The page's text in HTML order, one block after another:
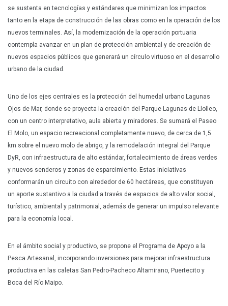
se sustenta en tecnologías y estándares que minimizan los impactos
tanto en la etapa de construcción de las obras como en la operación de los
nuevos terminales. Así, la modernización de la operación portuaria
contempla avanzar en un plan de protección ambiental y de creación de
nuevos espacios públicos que generará un círculo virtuoso en el desarrollo
urbano de la ciudad.
Uno de los ejes centrales es la protección del humedal urbano Lagunas
Ojos de Mar, donde se proyecta la creación del Parque Lagunas de Llolleo,
con un centro interpretativo, aula abierta y miradores. Se sumará el Paseo
El Molo, un espacio recreacional completamente nuevo, de cerca de 1,5
km sobre el nuevo molo de abrigo, y la remodelación integral del Parque
DyR, con infraestructura de alto estándar, fortalecimiento de áreas verdes
y nuevos senderos y zonas de esparcimiento. Estas iniciativas
conformarán un circuito con alrededor de 60 hectáreas, que constituyen
un aporte sustantivo a la ciudad a través de espacios de alto valor social,
turístico, ambiental y patrimonial, además de generar un impulso relevante
para la economía local.
En el ámbito social y productivo, se propone el Programa de Apoyo a la
Pesca Artesanal, incorporando inversiones para mejorar infraestructura
productiva en las caletas San Pedro-Pacheco Altamirano, Puertecito y
Boca del Río Maipo.